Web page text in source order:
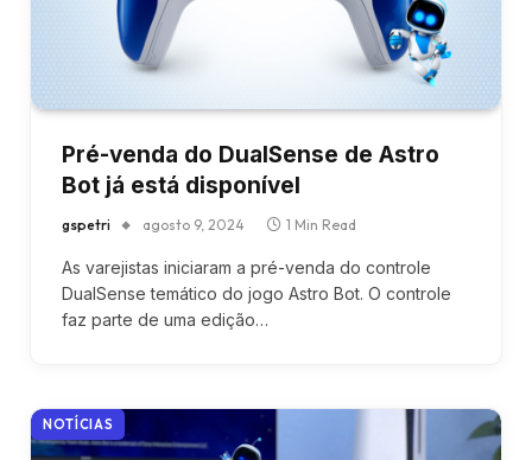
Pré-venda do DualSense de Astro
Bot já está disponível
gspetri agosto 9, 2024 1 Min Read
As varejistas iniciaram a pré-venda do controle
DualSense temático do jogo Astro Bot. O controle
faz parte de uma edição…
NOTÍCIAS